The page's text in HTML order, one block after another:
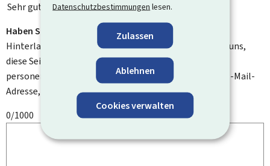
Datenschutzbestimmungen lesen.
Zulassen
Ablehnen
Cookies verwalten
Sehr gut
Haben Sie Verbesserungsvorschläge?
Hinterlassen Sie uns einen Kommentar und helfen Sie uns,
diese Seite zu verbessern. Bitte geben Sie keine
personenbezogenen Daten an, wie zum Beispiel Ihre E-Mail-
Adresse, Ihren Namen oder Ihre Telefonnummer.
0/1000